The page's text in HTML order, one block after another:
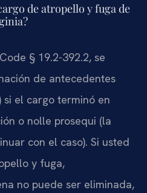
de atropello y fuga de
§ 19.2-392.2, se
de antecedentes
si el cargo terminó en
o nolle prosequi (la
con el caso). Si usted
y fuga,
no puede ser eliminada,